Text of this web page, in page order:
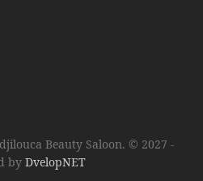
Beauty Saloon. © 2027 -
by DvelopNET